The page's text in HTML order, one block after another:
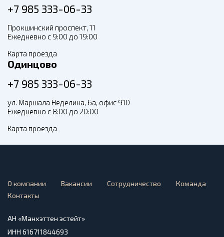
+7 985 333-06-33
Прокшинский проспект, 11
Ежедневно с 9:00 до 19:00
Карта проезда
Одинцово
+7 985 333-06-33
ул. Маршала Неделина, 6а, офис 910
Ежедневно с 8:00 до 20:00
Карта проезда
О компании Вакансии Сотрудничество
Команда
Контакты
АН «Манхэттен эстейт»
ИНН 616711844693